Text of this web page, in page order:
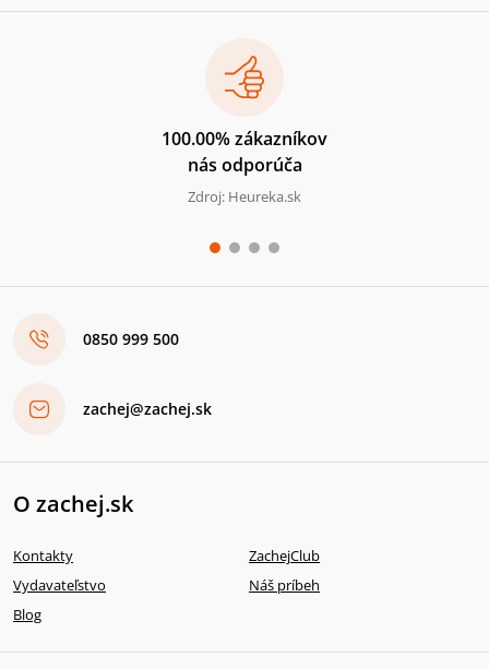
100.00% zákazníkov
nás odporúča
Zdroj: Heureka.sk
0850 999 500
zachej@zachej.sk
O zachej.sk
Kontakty
ZachejClub
Vydavateľstvo
Náš príbeh
Blog